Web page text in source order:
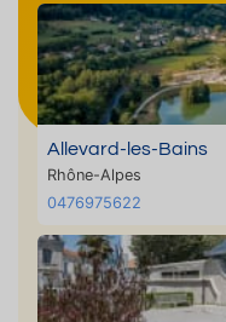
Allevard-les-Bains
Rhône-Alpes
0476975622